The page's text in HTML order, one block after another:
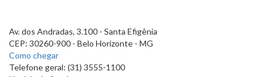
Av. dos Andradas, 3.100 - Santa Efigênia
CEP: 30260-900 - Belo Horizonte - MG
Como chegar
Telefone geral: (31) 3555-1100